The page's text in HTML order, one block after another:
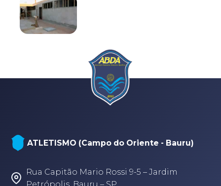
ATLETISMO (Campo do Oriente - Bauru)
Rua Capitão Mario Rossi 9-5 – Jardim